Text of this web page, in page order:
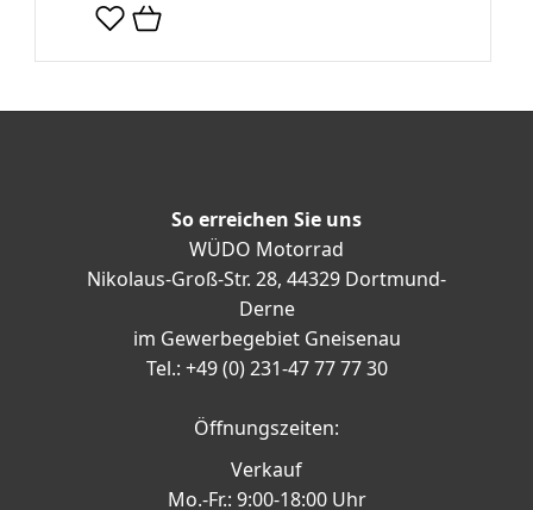
So erreichen Sie uns
WÜDO Motorrad
Nikolaus-Groß-Str. 28, 44329 Dortmund-
Derne
im Gewerbegebiet Gneisenau
Tel.: +49 (0) 231-47 77 77 30
Öffnungszeiten:
Verkauf
Mo.-Fr.: 9:00-18:00 Uhr